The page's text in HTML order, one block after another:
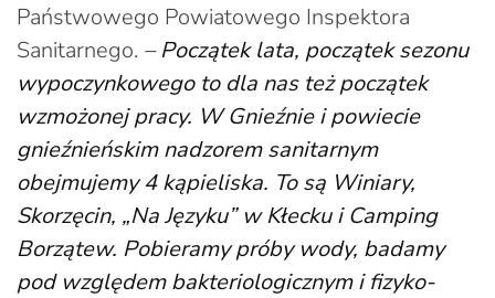
Państwowego Powiatowego Inspektora
Sanitarnego. –Początek lata, początek sezonu
wypoczynkowego to dla nas też początek
wzmożonej pracy. W Gnieźnie i powiecie
gnieźnieńskim nadzorem sanitarnym
obejmujemy 4 kąpieliska. To są Winiary,
Skorzęcin, „Na Języku” w Kłecku i Camping
Borzątew. Pobieramy próby wody, badamy
pod względem bakteriologicznym i fizyko-